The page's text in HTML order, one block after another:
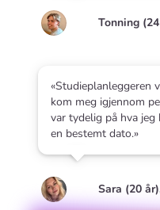
Tonning
«Studieplanleggeren
kom meg igjennom
var tydelig på hva
en bestemt dato.»
Sara (20